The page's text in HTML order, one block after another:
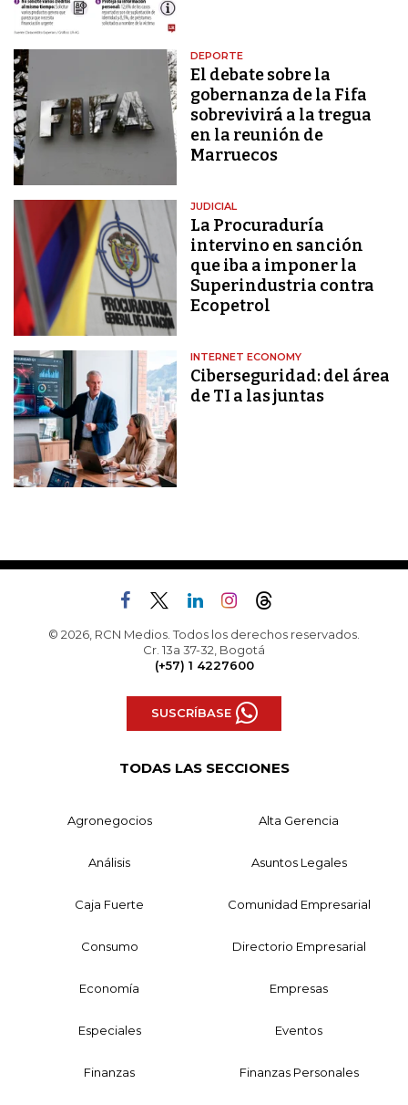
DEPORTE
El debate sobre la
gobernanza de la Fifa
sobrevivirá a la tregua
en la reunión de
Marruecos
JUDICIAL
La Procuraduría
intervino en sanción
que iba a imponer la
Superindustria contra
Ecopetrol
INTERNET ECONOMY
Ciberseguridad: del área
de TI a las juntas
© 2026, RCN Medios. Todos los derechos reservados.
Cr. 13a 37-32, Bogotá
(+57) 1 4227600
SUSCRÍBASE
TODAS LAS SECCIONES
Agronegocios Alta Gerencia
Análisis Asuntos Legales
Caja Fuerte Comunidad Empresarial
Consumo Directorio Empresarial
Economía Empresas
Especiales Eventos
Finanzas Finanzas Personales